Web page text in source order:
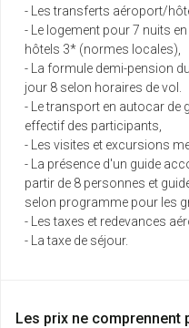
- Les transferts aéroport/
- Le logement pour 7 nuits
hôtels 3* (normes locales),
- La formule demi-pension
jour 8 selon horaires de vol.
- Le transport en autocar de
effectif des participants,
- Les visites et excursions
- La présence d'un guide
partir de 8 personnes et
selon programme pour les
- Les taxes et redevances
- La taxe de séjour.
Les prix ne comprennent